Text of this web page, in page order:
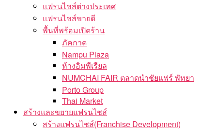
แฟรนไชส์ต่างประเทศ
แฟรนไชส์ขายดี
พื้นที่พร้อมเปิดร้าน
ภัคกาด
Nampu Plaza
ห้างอิมพีเรียล
NUMCHAI FAIR ตลาดนำชัยแฟร์ พัทยา
Porto Group
Thai Market
สร้างและขยายแฟรนไชส์
สร้างแฟรนไชส์(Franchise Development)